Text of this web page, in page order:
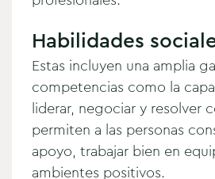
Habilidades
Estas incluyen una amplia
competencias como la
liderar, negociar y resolver
permiten a las personas
apoyo, trabajar bien en
ambientes positivos.